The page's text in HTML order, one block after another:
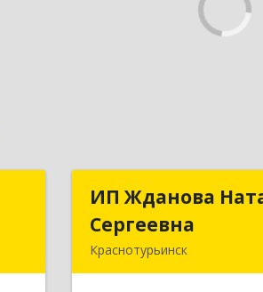
ИП Жданова
Сергеевна
Краснотурьинск
ИП